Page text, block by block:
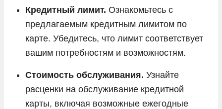
Кредитный лимит. Ознакомьтесь с
предлагаемым кредитным лимитом по
карте. Убедитесь, что лимит соответствует
вашим потребностям и возможностям.
Стоимость обслуживания. Узнайте
расценки на обслуживание кредитной
карты, включая возможные ежегодные